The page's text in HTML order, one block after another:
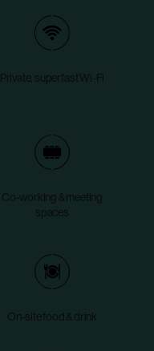
Private, superfast Wi-Fi
Co-working & meeting
spaces
On-site food & drink